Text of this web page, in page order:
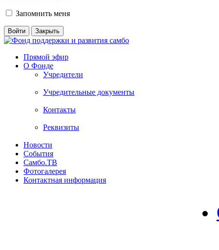
Запомнить меня
Прямой эфир
О Фонде
Учредители
Учредительные документы
Контакты
Реквизиты
Новости
События
Самбо.ТВ
Фотогалерея
Контактная информация